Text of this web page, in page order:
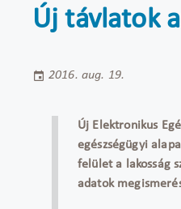
Új távlatok
2016. aug. 19.
Új Elektronikus
egészségügyi
felület a lakosság
adatok